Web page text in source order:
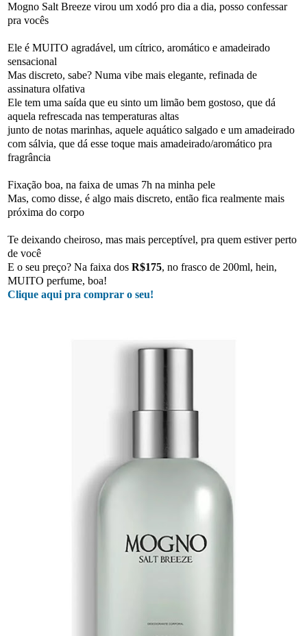
Mogno Salt Breeze virou um xodó pro dia a dia, posso confessar
pra vocês
Ele é MUITO agradável, um cítrico, aromático e amadeirado
sensacional
Mas discreto, sabe? Numa vibe mais elegante, refinada de
assinatura olfativa
Ele tem uma saída que eu sinto um limão bem gostoso, que dá
aquela refrescada nas temperaturas altas
junto de notas marinhas, aquele aquático salgado e um amadeirado
com sálvia, que dá esse toque mais amadeirado/aromático pra
fragrância
Fixação boa, na faixa de umas 7h na minha pele
Mas, como disse, é algo mais discreto, então fica realmente mais
próxima do corpo
Te deixando cheiroso, mas mais perceptível, pra quem estiver perto
de você
E o seu preço? Na faixa dos R$175, no frasco de 200ml, hein,
MUITO perfume, boa!
Clique aqui pra comprar o seu!